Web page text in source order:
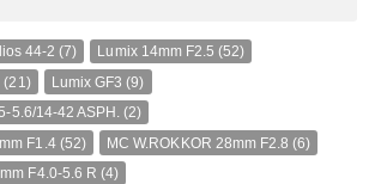
44-2 (7) Lumix 14mm F2.5 (52)
(21) Lumix GF3 (9)
5.6/14-42 ASPH. (2)
F1.4(52) MC W.ROKKOR 28mm F2.8 (6)
F4.0-5.6 R (4)